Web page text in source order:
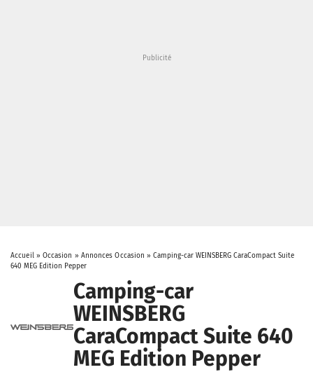
Accueil» Occasion » Annonces Occasion »Camping-car WEINSBERG CaraCompact Suite
640 MEG Edition Pepper
Camping-car
WEINSBERG
CaraCompact Suite 640
MEG Edition Pepper